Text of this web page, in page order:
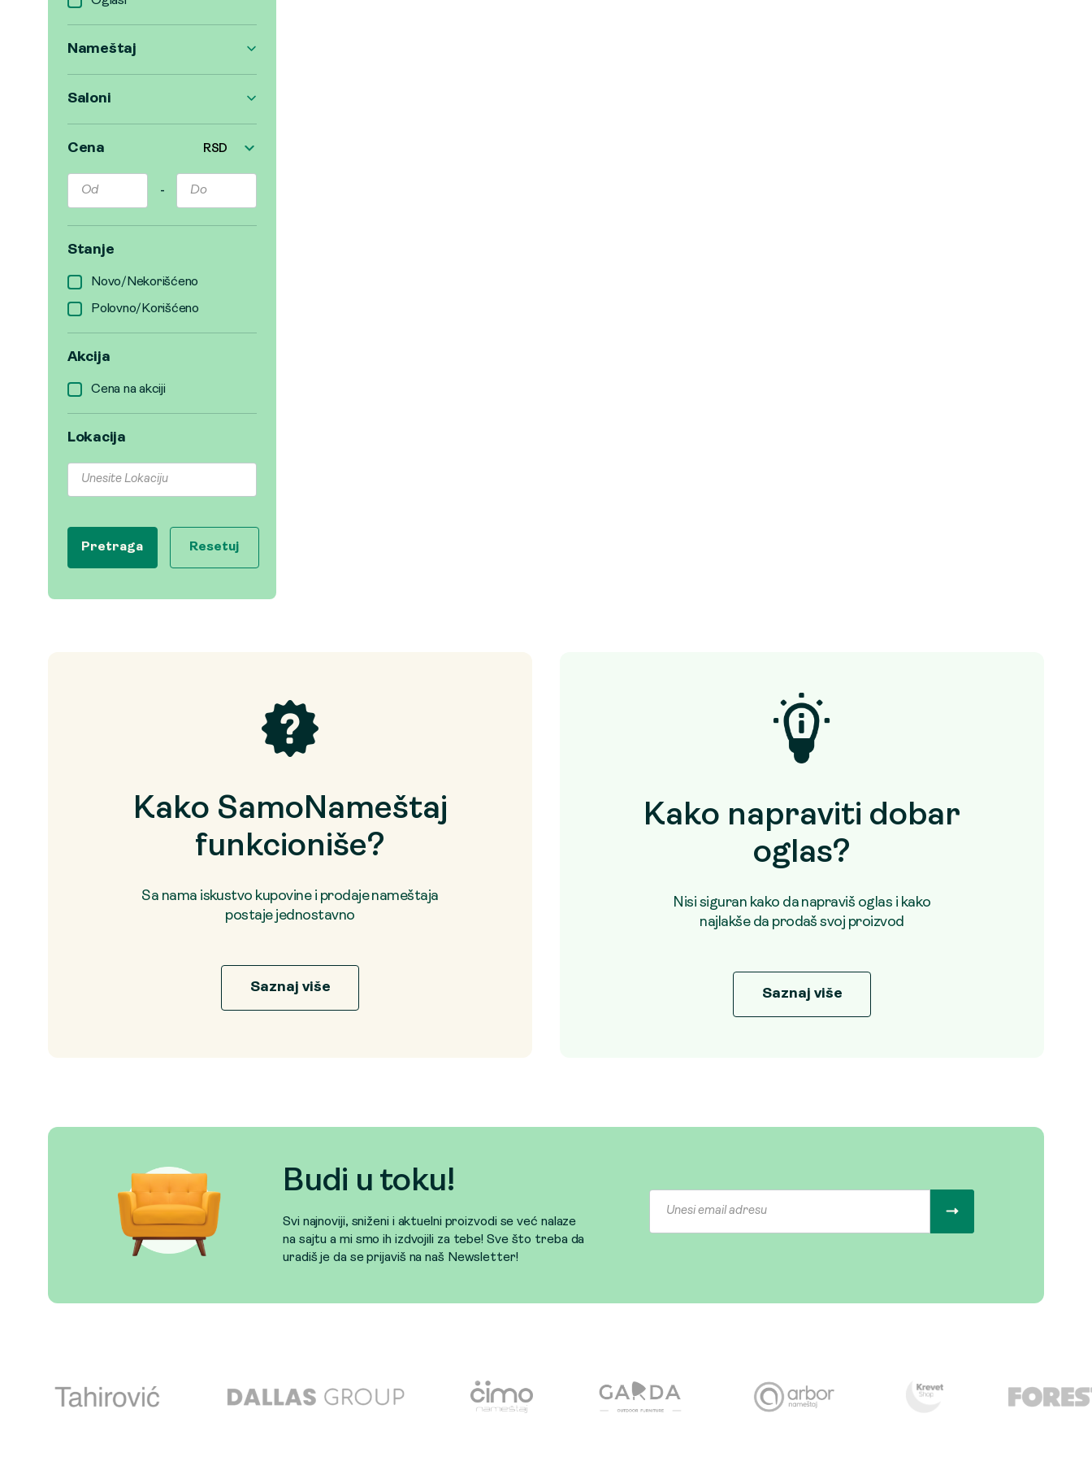
Nameštaj
Saloni
Cena RSD
-
Stanje
Novo/Nekorišćeno
Polovno/Korišćeno
Akcija
Cena na akciji
Lokacija
Pretraga Resetuj
Kako SamoNameštaj
funkcioniše?
Sa nama iskustvo kupovine i prodaje nameštaja
postaje jednostavno
Saznaj više
Kako napraviti dobar
oglas?
Nisi siguran kako da napraviš oglas i kako
najlakše da prodaš svoj proizvod
Saznaj više
Budi u toku!
Svi najnoviji, sniženi i aktuelni proizvodi se već nalaze
na sajtu a mi smo ih izdvojili za tebe! Sve što treba da
uradiš je da se prijaviš na naš Newsletter!